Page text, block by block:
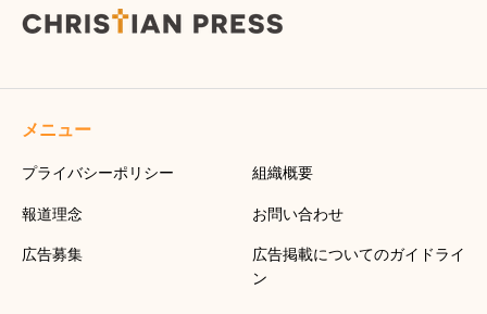
メニュー
プライバシーポリシー 組織概要
報道理念 お問い合わせ
広告募集
広告掲載についてのガイドライ
ン